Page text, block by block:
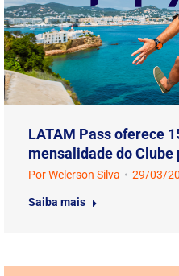
LATAM Pass oferece
mensalidade do Clube
PorWelerson Silva 29/03/
Saiba mais